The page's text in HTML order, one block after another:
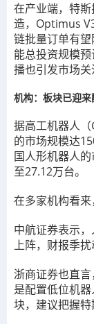
在产业端，特
造，Optimus
链批量订单有
能总投资规模
播也引发市场关
机构：板块已迎
据高工机器人
的市场规模达
国人形机器人
至27.12万台。
在多家机构看来
中航证券表示
上阵，财报季扰
浙商证券也直
是配置低位机
块，建议把握特